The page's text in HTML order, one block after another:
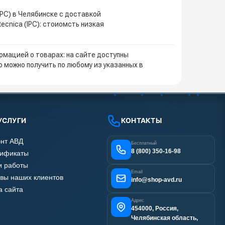
в Челябинске с доставкой
(IPC): стоиомсть низкая
о товарах: на сайте доступны
получить по любому из указанных в
АВД
работы
наших клиентов
сайта
КОНТАКТЫ
Бесплатный
8 (800) 350-16-98
Email
info@shop-avd.ru
Адрес
454000, Россия,
Челябинская область,